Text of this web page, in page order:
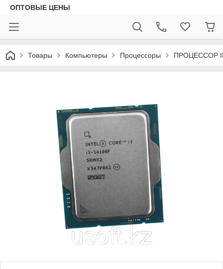
ОПТОВЫЕ ЦЕНЫ
Товары Компьютеры Процессоры ПРОЦЕССОР